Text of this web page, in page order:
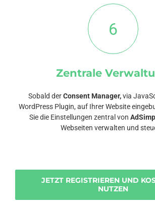
6
Zentrale
Sobald derConsent Manager,via
WordPress Plugin, auf Ihrer Website
Sie die Einstellungen zentral von
Webseiten verwalten und
JETZT REGISTRIEREN UND
NUTZEN